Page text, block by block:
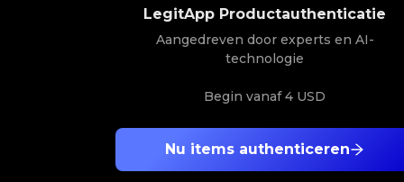
Nu items authenticeren
LegitApp Productauthenticatie
Aangedreven door experts en AI-
technologie
Begin vanaf4 USD